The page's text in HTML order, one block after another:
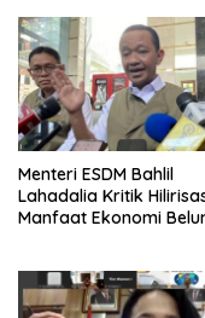
Menteri ESDM Bahlil
Lahadalia Kritik
Manfaat Ekonomi